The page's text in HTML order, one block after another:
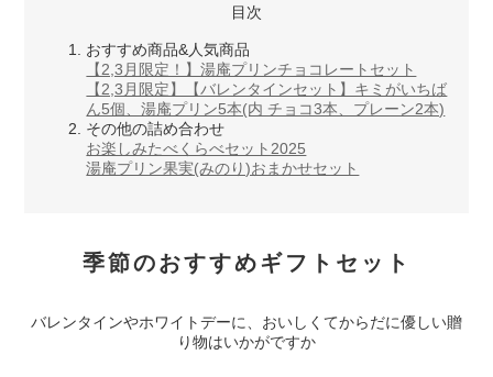
目次
おすすめ商品&人気商品
【2,3月限定！】湯庵プリンチョコレートセット
【2,3月限定】【バレンタインセット】キミがいちば
ん5個、湯庵プリン5本(内 チョコ3本、プレーン2本)
その他の詰め合わせ
お楽しみたべくらべセット2025
湯庵プリン果実(みのり)おまかせセット
季節のおすすめギフトセット
バレンタインやホワイトデーに、おいしくてからだに優しい贈
り物はいかがですか